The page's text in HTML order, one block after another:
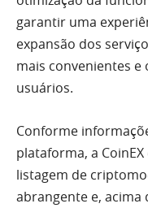
garantir uma
expansão dos
mais convenientes
usuários.
Conforme
plataforma, a
listagem de
abrangente e,